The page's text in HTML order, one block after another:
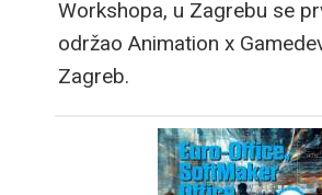
Workshopa, u Zagrebu se
održao Animation x
Zagreb.